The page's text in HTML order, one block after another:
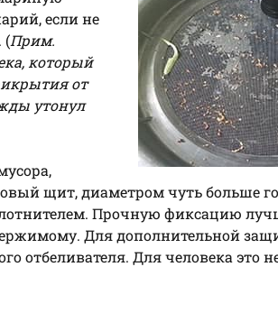
если не
(Прим.
который
от
утонул
щит, диаметром чуть больше
Прочную фиксацию
Для дополнительной
отбеливателя. Для человека это